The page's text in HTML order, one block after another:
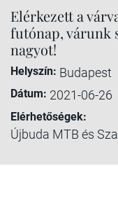
Elérkezett a
futónap, várunk
nagyot!
Helyszín: Budapest
Dátum: 2021-06-26
Elérhetőségek:
Újbuda MTB és